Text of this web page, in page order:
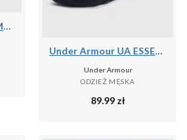
Under Armour UA ARMOUR FLEECE JOGGERS Spodnie męskie
Under Armour UA ESSENTIAL NO SHOW 6PK Skarpety uniseks
Under Armour
ODZIEŻ MĘSKA
89.99 zł